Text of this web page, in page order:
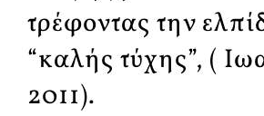
τρέφοντας την
“καλής τύχης”, (
2011).